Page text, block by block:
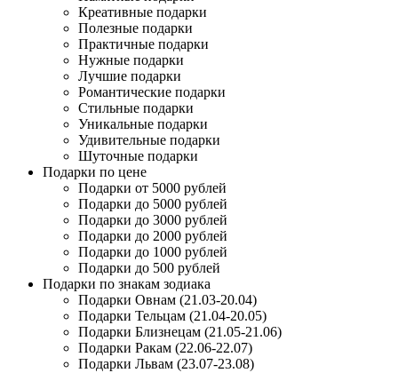
Креативные подарки
Полезные подарки
Практичные подарки
Нужные подарки
Лучшие подарки
Романтические подарки
Стильные подарки
Уникальные подарки
Удивительные подарки
Шуточные подарки
Подарки по цене
Подарки от 5000 рублей
Подарки до 5000 рублей
Подарки до 3000 рублей
Подарки до 2000 рублей
Подарки до 1000 рублей
Подарки до 500 рублей
Подарки по знакам зодиака
Подарки Овнам (21.03-20.04)
Подарки Тельцам (21.04-20.05)
Подарки Близнецам (21.05-21.06)
Подарки Ракам (22.06-22.07)
Подарки Львам (23.07-23.08)